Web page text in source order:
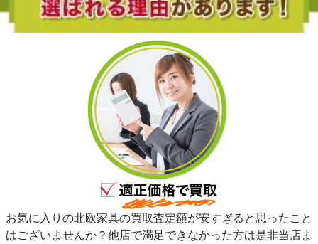
お気に入りの北欧家具の買取査定額が安すぎると思ったこと
はございませんか？他店で満足できなかった方は是非当店ま